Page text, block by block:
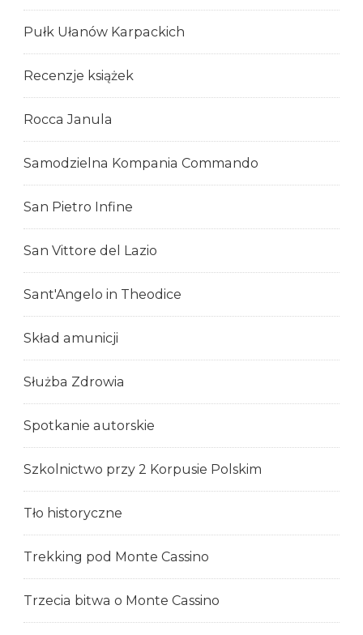
Pułk Ułanów Karpackich
Recenzje książek
Rocca Janula
Samodzielna Kompania Commando
San Pietro Infine
San Vittore del Lazio
Sant'Angelo in Theodice
Skład amunicji
Służba Zdrowia
Spotkanie autorskie
Szkolnictwo przy 2 Korpusie Polskim
Tło historyczne
Trekking pod Monte Cassino
Trzecia bitwa o Monte Cassino